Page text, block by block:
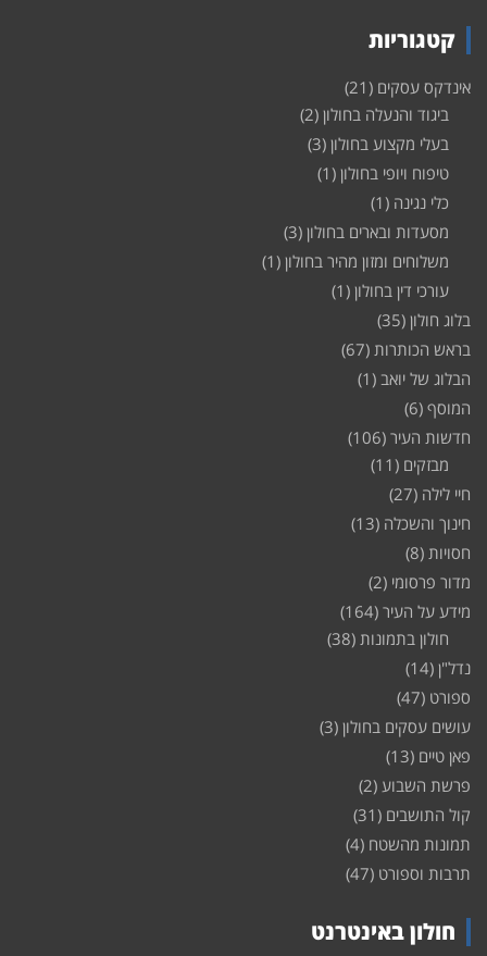
קטגוריות
אינדקס עסקים (21)
ביגוד והנעלה בחולון (2)
בעלי מקצוע בחולון (3)
טיפוח ויופי בחולון (1)
כלי נגינה (1)
מסעדות ובארים בחולון (3)
משלוחים ומזון מהיר בחולון (1)
עורכי דין בחולון (1)
בלוג חולון (35)
בראש הכותרות (67)
הבלוג של יואב (1)
המוסף (6)
חדשות העיר (106)
מבזקים (11)
חיי לילה (27)
חינוך והשכלה (13)
חסויות (8)
מדור פרסומי (2)
מידע על העיר (164)
חולון בתמונות (38)
נדל"ן (14)
ספורט (47)
עושים עסקים בחולון (3)
פאן טיים (13)
פרשת השבוע (2)
קול התושבים (31)
תמונות מהשטח (4)
תרבות וספורט (47)
חולון באינטרנט